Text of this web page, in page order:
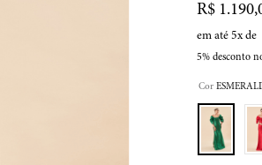
R$ 1.190,
em até5x de
5% desconto
Cor